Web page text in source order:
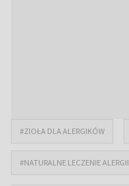
#ZIOŁA DLA ALERGIKÓW
#NATURALNE LECZENIE ALERGII